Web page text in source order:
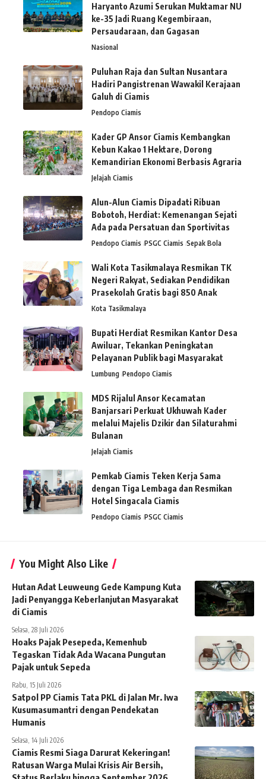
Haryanto Azumi Serukan Muktamar NU
ke-35 Jadi Ruang Kegembiraan,
Persaudaraan, dan Gagasan
Nasional
Puluhan Raja dan Sultan Nusantara
Hadiri Pangistrenan Wawakil Kerajaan
Galuh di Ciamis
Pendopo Ciamis
Kader GP Ansor Ciamis Kembangkan
Kebun Kakao 1 Hektare, Dorong
Kemandirian Ekonomi Berbasis Agraria
Jelajah Ciamis
Alun-Alun Ciamis Dipadati Ribuan
Bobotoh, Herdiat: Kemenangan Sejati
Ada pada Persatuan dan Sportivitas
Pendopo Ciamis PSGC Ciamis Sepak Bola
Wali Kota Tasikmalaya Resmikan TK
Negeri Rakyat, Sediakan Pendidikan
Prasekolah Gratis bagi 850 Anak
Kota Tasikmalaya
Bupati Herdiat Resmikan Kantor Desa
Awiluar, Tekankan Peningkatan
Pelayanan Publik bagi Masyarakat
Lumbung Pendopo Ciamis
MDS Rijalul Ansor Kecamatan
Banjarsari Perkuat Ukhuwah Kader
melalui Majelis Dzikir dan Silaturahmi
Bulanan
Jelajah Ciamis
Pemkab Ciamis Teken Kerja Sama
dengan Tiga Lembaga dan Resmikan
Hotel Singacala Ciamis
Pendopo Ciamis PSGC Ciamis
You Might Also Like
Hutan Adat Leuweung Gede Kampung Kuta
Jadi Penyangga Keberlanjutan Masyarakat
di Ciamis
Selasa, 28 Juli 2026
Hoaks Pajak Pesepeda, Kemenhub
Tegaskan Tidak Ada Wacana Pungutan
Pajak untuk Sepeda
Rabu, 15 Juli 2026
Satpol PP Ciamis Tata PKL di Jalan Mr. Iwa
Kusumasumantri dengan Pendekatan
Humanis
Selasa, 14 Juli 2026
Ciamis Resmi Siaga Darurat Kekeringan!
Ratusan Warga Mulai Krisis Air Bersih,